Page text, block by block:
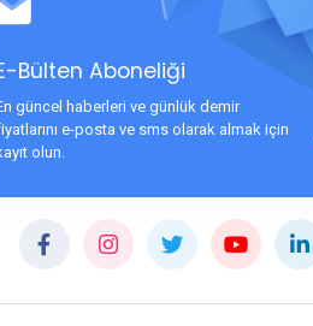
Bülten Aboneliği
güncel haberleri ve günlük demir
e-posta ve sms olarak almak için
olun.